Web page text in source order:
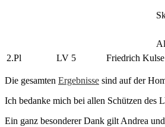
2.Pl
LV 5 Friedrich Kulse
Die gesamten Ergebnisse sind auf der
Ich bedanke mich bei allen Schützen des
Ein ganz besonderer Dank gilt Andrea